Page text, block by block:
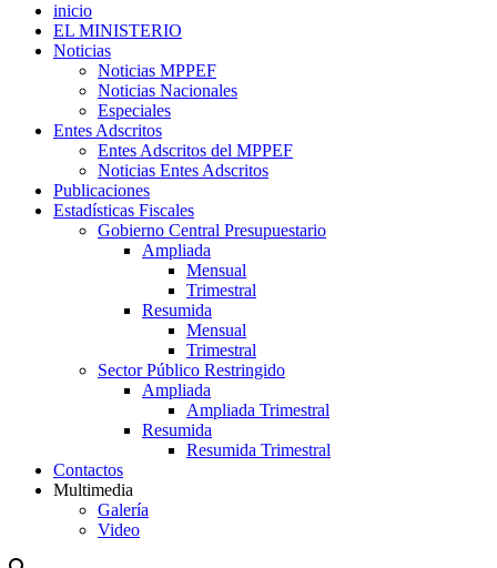
inicio
EL MINISTERIO
Noticias
Noticias MPPEF
Noticias Nacionales
Especiales
Entes Adscritos
Entes Adscritos del MPPEF
Noticias Entes Adscritos
Publicaciones
Estadísticas Fiscales
Gobierno Central Presupuestario
Ampliada
Mensual
Trimestral
Resumida
Mensual
Trimestral
Sector Público Restringido
Ampliada
Ampliada Trimestral
Resumida
Resumida Trimestral
Contactos
Multimedia
Galería
Video